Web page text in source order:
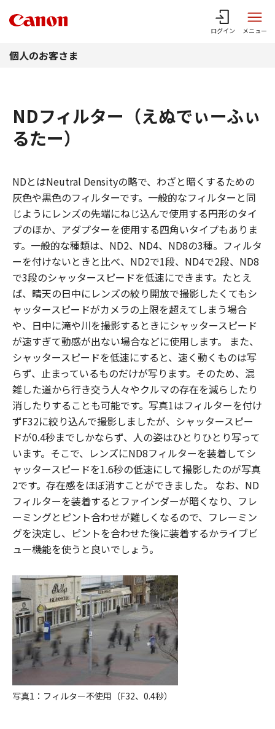
ログイン メニュー
個人のお客さま
NDフィルター（えぬでぃーふぃ
るたー）
NDとはNeutral Densityの略で、わざと暗くするための
灰色や黒色のフィルターです。一般的なフィルターと同
じようにレンズの先端にねじ込んで使用する円形のタイ
プのほか、アダプターを使用する四角いタイプもありま
す。一般的な種類は、ND2、ND4、ND8の3種。フィルタ
ーを付けないときと比べ、ND2で1段、ND4で2段、ND8
で3段のシャッタースピードを低速にできます。たとえ
ば、晴天の日中にレンズの絞り開放で撮影したくてもシ
ャッタースピードがカメラの上限を超えてしまう場合
や、日中に滝や川を撮影するときにシャッタースピード
が速すぎて動感が出ない場合などに使用します。 また、
シャッタースピードを低速にすると、速く動くものは写
らず、止まっているものだけが写ります。そのため、混
雑した道から行き交う人々やクルマの存在を減らしたり
消したりすることも可能です。写真1はフィルターを付け
ずF32に絞り込んで撮影しましたが、シャッタースピー
ドが0.4秒までしかならず、人の姿はひとりひとり写って
います。そこで、レンズにND8フィルターを装着してシ
ャッタースピードを1.6秒の低速にして撮影したのが写真
2です。存在感をほぼ消すことができました。 なお、ND
フィルターを装着するとファインダーが暗くなり、フレ
ーミングとピント合わせが難しくなるので、フレーミン
グを決定し、ピントを合わせた後に装着するかライブビ
ュー機能を使うと良いでしょう。
写真1：フィルター不使用（F32、0.4秒）